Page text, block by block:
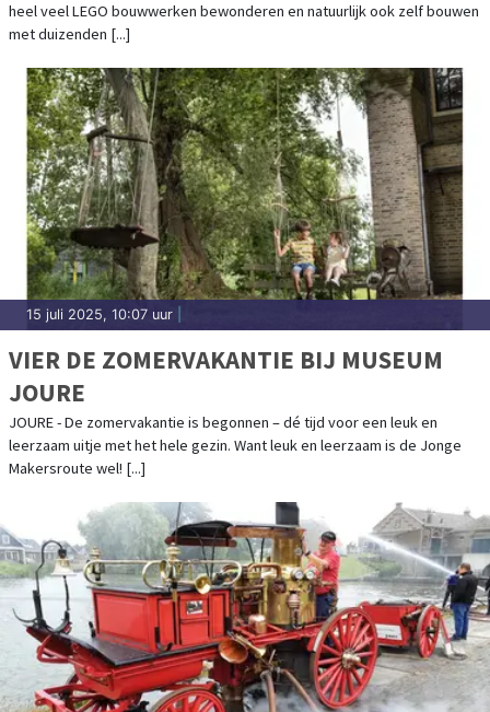
heel veel LEGO bouwwerken bewonderen en natuurlijk ook zelf bouwen
met duizenden [...]
15 juli 2025, 10:07 uur
VIER DE ZOMERVAKANTIE BIJ MUSEUM
JOURE
JOURE - De zomervakantie is begonnen – dé tijd voor een leuk en
leerzaam uitje met het hele gezin. Want leuk en leerzaam is de Jonge
Makersroute wel! [...]